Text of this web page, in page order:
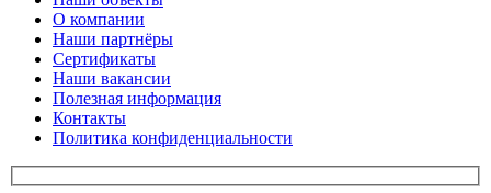
О компании
Наши партнёры
Сертификаты
Наши вакансии
Полезная информация
Контакты
Политика конфиденциальности